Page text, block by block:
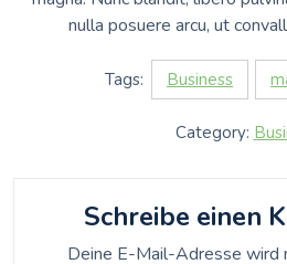
nulla posuere arcu, ut
Tags: Business
Category:
Schreibe einen
Deine E-Mail-Adresse wird